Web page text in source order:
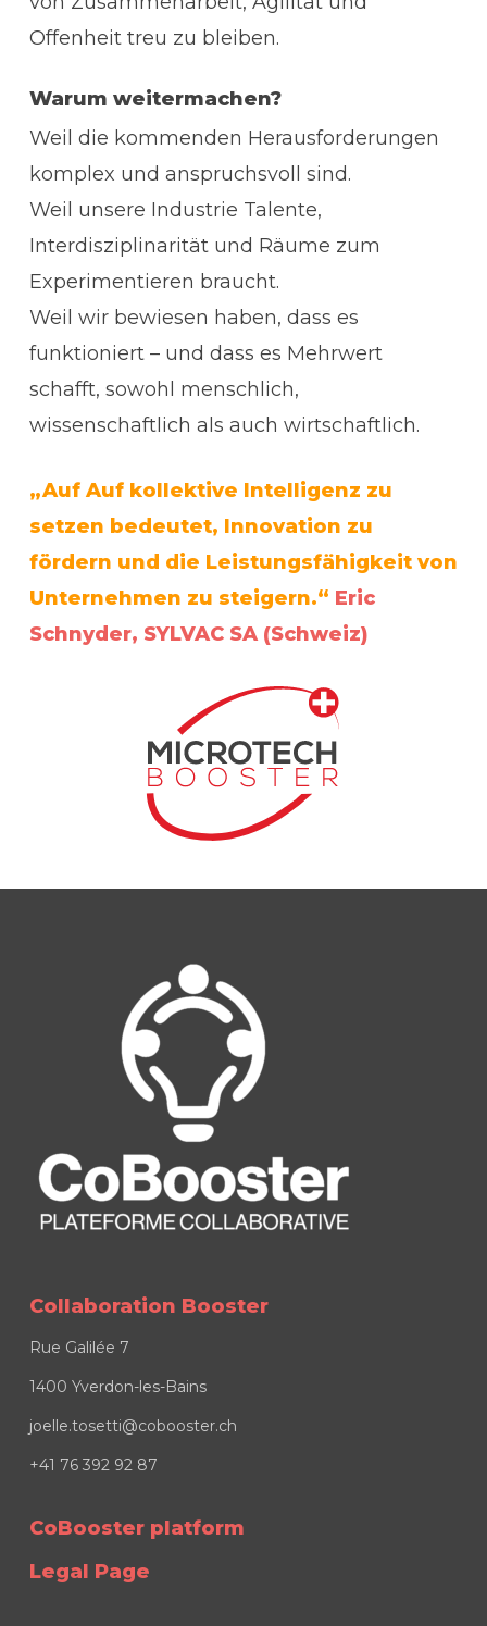
Offenheit treu zu bleiben.
Warum weitermachen?
Weil die kommenden Herausforderungen
komplex und anspruchsvoll sind.
Weil unsere Industrie Talente,
Interdisziplinarität und Räume zum
Experimentieren braucht.
Weil wir bewiesen haben, dass es
funktioniert – und dass es Mehrwert
schafft, sowohl menschlich,
wissenschaftlich als auch wirtschaftlich.
„Auf Auf kollektive Intelligenz zu
setzen bedeutet, Innovation zu
fördern und die Leistungsfähigkeit von
Unternehmen zu steigern.“ Eric
Schnyder, SYLVAC SA (Schweiz)
Collaboration Booster
Rue Galilée 7
1400 Yverdon-les-Bains
joelle.tosetti@cobooster.ch
+41 76 392 92 87
CoBooster platform
Legal Page